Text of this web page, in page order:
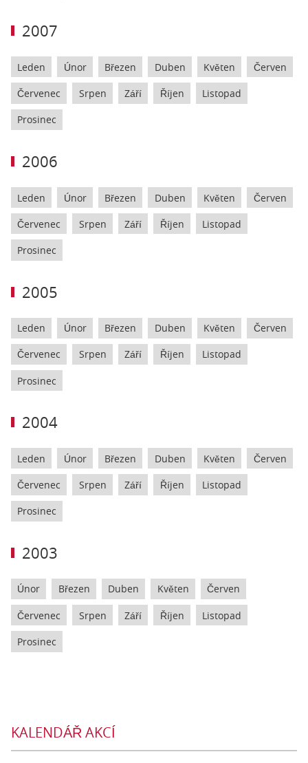
2007
Leden Únor Březen Duben Květen Červen
Červenec Srpen Září Říjen Listopad
Prosinec
2006
Leden Únor Březen Duben Květen Červen
Červenec Srpen Září Říjen Listopad
Prosinec
2005
Leden Únor Březen Duben Květen Červen
Červenec Srpen Září Říjen Listopad
Prosinec
2004
Leden Únor Březen Duben Květen Červen
Červenec Srpen Září Říjen Listopad
Prosinec
2003
Únor Březen Duben Květen Červen
Červenec Srpen Září Říjen Listopad
Prosinec
KALENDÁŘ AKCÍ